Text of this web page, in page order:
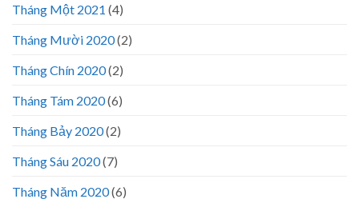
Tháng Một 2021 (4)
Tháng Mười 2020(2)
Tháng Chín 2020(2)
Tháng Tám 2020(6)
Tháng Bảy 2020(2)
Tháng Sáu 2020(7)
Tháng Năm 2020(6)